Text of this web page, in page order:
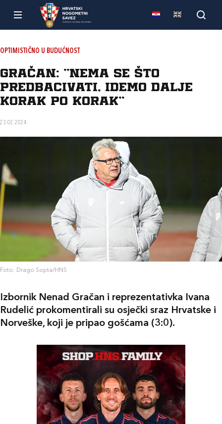
OPTIMISTIČNO U BUDUĆNOST
Gračan: "Nema se što
predbacivati, idemo dalje
korak po korak"
23.02.2024.
Foto: Drago Sopta/HNS
Izbornik Nenad Gračan i reprezentativka Ivana
Rudelić prokomentirali su osječki sraz Hrvatske i
Norveške, koji je pripao gošćama (3:0).